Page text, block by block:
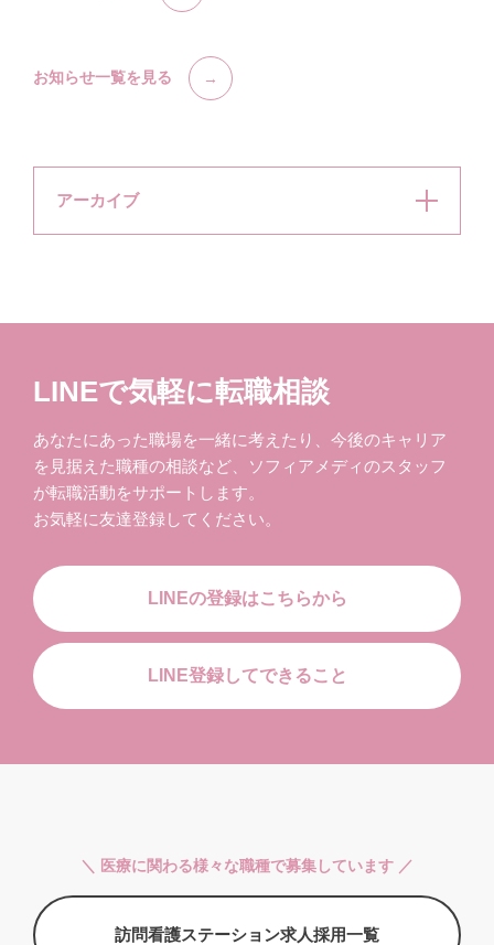
お知らせ一覧を見る
アーカイブ
LINEで気軽に転職相談
あなたにあった職場を一緒に考えたり、今後のキャリア
を見据えた職種の相談など、ソフィアメディのスタッフ
が転職活動をサポートします。
お気軽に友達登録してください。
LINEの登録はこちらから
LINE登録してできること
＼ 医療に関わる様々な職種で募集しています ／
訪問看護ステーション求人採用一覧